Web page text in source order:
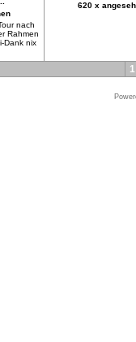
nach
Rahmen
Dank nix
620 x
1